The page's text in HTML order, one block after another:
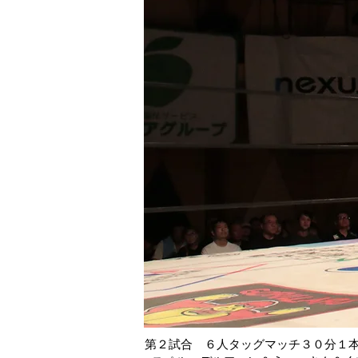
第２試合 ６人タッグマッチ３０分１